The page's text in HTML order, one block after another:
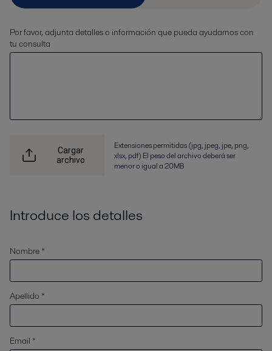
Por favor, adjunta detalles o información que pueda ayudarnos con
tu consulta
Cargar
archivo
Extensiones permitidas (jpg, jpeg, jpe, png,
xlsx, pdf) El peso del archivo deberá ser
menor o igual a 20MB
Introduce los detalles
Nombre *
Apellido *
Email *